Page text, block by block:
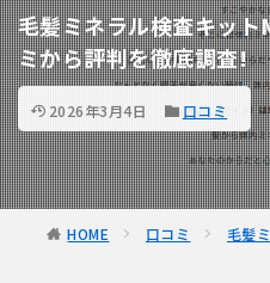
毛髪ミネラル検査キッ
ミから評判を徹底調査!
2026年3月4日 口コミ
HOME 口コミ 毛髪